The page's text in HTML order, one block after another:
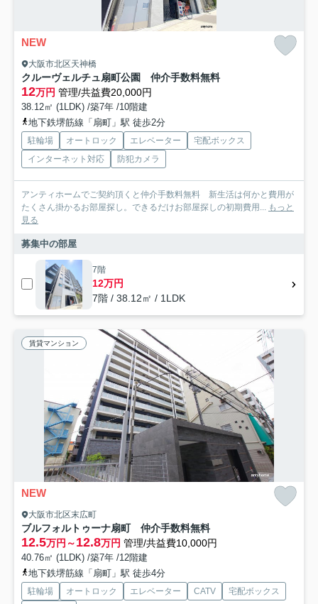
NEW
大阪市北区天神橋
クルーヴェルチュ扇町公園 仲介手数料無料
12万円 管理/共益費20,000円
38.12㎡ (1LDK) /築7年 /10階建
地下鉄堺筋線「扇町」駅 徒歩2分
駐輪場 オートロック エレベーター
宅配ボックス
インターネット対応
防犯カメラ
アンティホームでご契約頂くと仲介手数料無料 新生活は何かと費用が
たくさん掛かるお部屋探し。できるだけお部屋探しの初期費用...
もっと
見る
募集中の部屋
7階
12万円
7階 / 38.12㎡ / 1LDK
賃貸マンション
NEW
大阪市北区末広町
ブルフォルトゥーナ扇町 仲介手数料無料
12.5万円～12.8万円 管理/共益費10,000円
40.76㎡ (1LDK) /築7年 /12階建
地下鉄堺筋線「扇町」駅 徒歩4分
駐輪場 オートロック エレベーター CATV
宅配ボックス